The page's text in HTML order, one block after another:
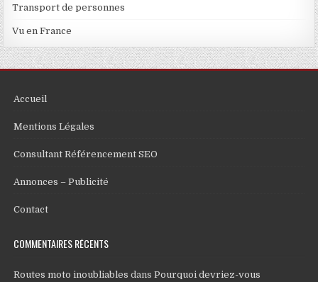
Transport de personnes
Vu en France
Accueil
Mentions Légales
Consultant Référencement SEO
Annonces – Publicité
Contact
COMMENTAIRES RÉCENTS
Routes moto inoubliables dansPourquoi devriez-vous